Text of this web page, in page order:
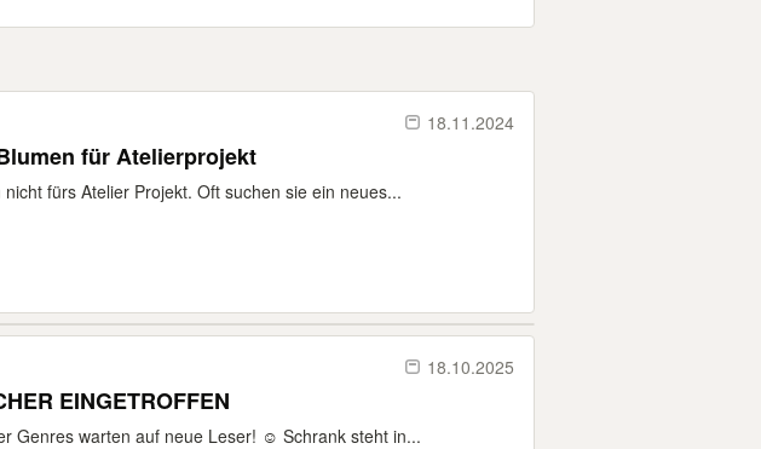
18.11.2024
für Atelierprojekt
fürs Atelier Projekt. Oft suchen sie ein neues...
18.10.2025
EINGETROFFEN
Genres warten auf neue Leser! ☺️ Schrank steht in...